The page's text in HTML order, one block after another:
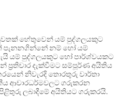
හේතුවෙන් යම් පුද්ගලයකුට
පැනනගින්නේ නම් හෝ යම්
යම් පුද්ගලයකුට හෝ පාර්ශ්වයකට
දැක්වීමට සම්පූර්ණ අයිතිය
නිවැරදි තොරතුරු වාර්තා
ආචාරධර්මවලට ගරුකරන
ලබාදීමේ අයිතියට ගරුකරයි.